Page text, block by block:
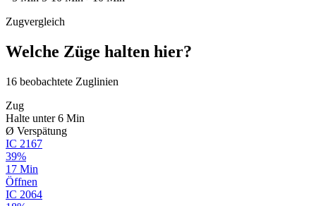
Zugvergleich
Welche Züge halten hier?
16 beobachtete Zuglinien
Zug
Halte unter 6 Min
Ø Verspätung
IC 2167
39%
17 Min
Öffnen
IC 2064